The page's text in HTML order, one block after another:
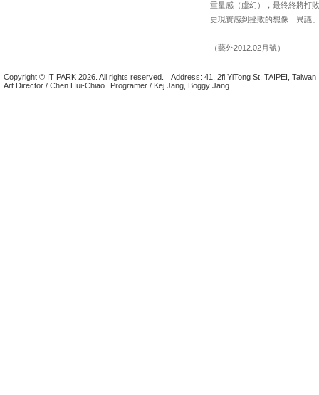
重量感（虛幻），最終終將打
史現實感到挫敗的想像「異議
（藝外2012.02月號）
Copyright © IT PARK 2026. All rights reserved.
Address: 41, 2fl YiTong St. TAIPEI, Taiwan
Art Director / Chen Hui-Chiao
Programer / Kej Jang, Boggy Jang